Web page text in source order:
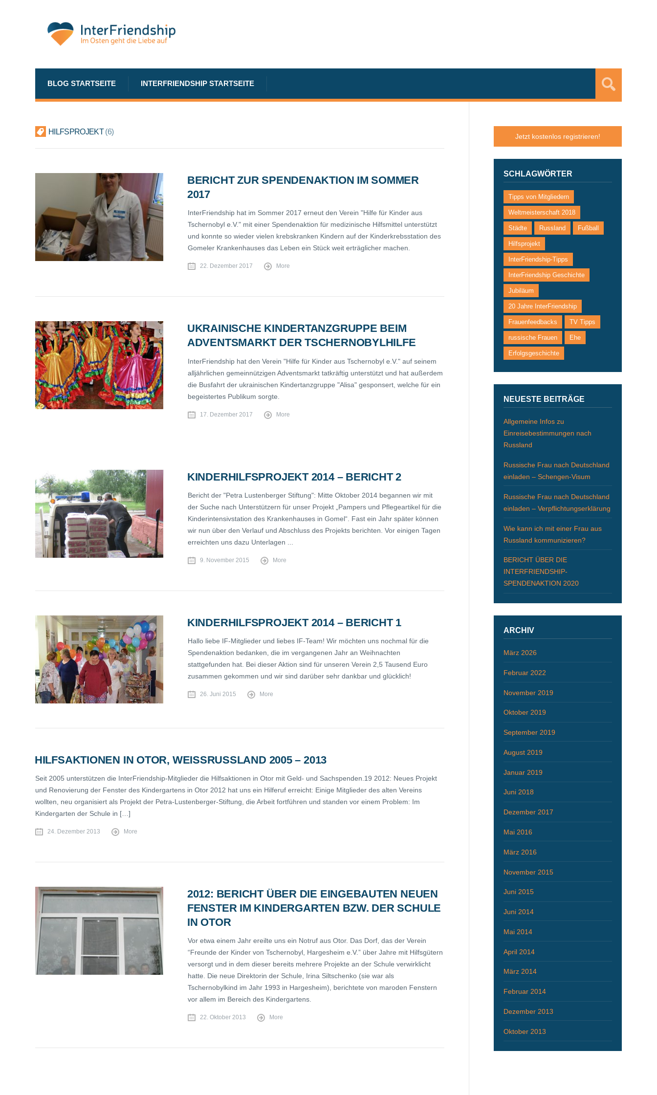
BLOG STARTSEITE INTERFRIENDSHIP STARTSEITE
HILFSPROJEKT 6
BERICHT ZUR SPENDENAKTION IM SOMMER
2017
InterFriendship hat im Sommer 2017 erneut den Verein "Hilfe für Kinder aus
Tschernobyl e.V." mit einer Spendenaktion für medizinische Hilfsmittel unterstützt
und konnte so wieder vielen krebskranken Kindern auf der Kinderkrebsstation des
Gomeler Krankenhauses das Leben ein Stück weit erträglicher machen.
22. Dezember 2017 More
UKRAINISCHE KINDERTANZGRUPPE BEIM
ADVENTSMARKT DER TSCHERNOBYLHILFE
InterFriendship hat den Verein "Hilfe für Kinder aus Tschernobyl e.V." auf seinem
alljährlichen gemeinnützigen Adventsmarkt tatkräftig unterstützt und hat außerdem
die Busfahrt der ukrainischen Kindertanzgruppe "Alisa" gesponsert, welche für ein
begeistertes Publikum sorgte.
17. Dezember 2017 More
KINDERHILFSPROJEKT 2014 – BERICHT 2
Bericht der "Petra Lustenberger Stiftung": Mitte Oktober 2014 begannen wir mit
der Suche nach Unterstützern für unser Projekt „Pampers und Pflegeartikel für die
Kinderintensivstation des Krankenhauses in Gomel“. Fast ein Jahr später können
wir nun über den Verlauf und Abschluss des Projekts berichten. Vor einigen Tagen
erreichten uns dazu Unterlagen ...
9. November 2015 More
KINDERHILFSPROJEKT 2014 – BERICHT 1
Hallo liebe IF-Mitglieder und liebes IF-Team! Wir möchten uns nochmal für die
Spendenaktion bedanken, die im vergangenen Jahr an Weihnachten
stattgefunden hat. Bei dieser Aktion sind für unseren Verein 2,5 Tausend Euro
zusammen gekommen und wir sind darüber sehr dankbar und glücklich!
26. Juni 2015 More
HILFSAKTIONEN IN OTOR, WEISSRUSSLAND 2005 – 2013
Seit 2005 unterstützen die InterFriendship-Mitglieder die Hilfsaktionen in Otor mit Geld- und Sachspenden.19 2012: Neues Projekt
und Renovierung der Fenster des Kindergartens in Otor 2012 hat uns ein Hilferuf erreicht: Einige Mitglieder des alten Vereins
wollten, neu organisiert als Projekt der Petra-Lustenberger-Stiftung, die Arbeit fortführen und standen vor einem Problem: Im
Kindergarten der Schule in […]
24. Dezember 2013 More
2012: BERICHT ÜBER DIE EINGEBAUTEN NEUEN
FENSTER IM KINDERGARTEN BZW. DER SCHULE
IN OTOR
Vor etwa einem Jahr ereilte uns ein Notruf aus Otor. Das Dorf, das der Verein
“Freunde der Kinder von Tschernobyl, Hargesheim e.V.” über Jahre mit Hilfsgütern
versorgt und in dem dieser bereits mehrere Projekte an der Schule verwirklicht
hatte. Die neue Direktorin der Schule, Irina Siltschenko (sie war als
Tschernobylkind im Jahr 1993 in Hargesheim), berichtete von maroden Fenstern
vor allem im Bereich des Kindergartens.
22. Oktober 2013 More
Jetzt kostenlos registrieren!
SCHLAGWÖRTER
Tipps von Mitgliedern
Weltmeisterschaft 2018
Städte Russland Fußball
Hilfsprojekt
InterFriendship-Tipps
InterFriendship Geschichte
Jubiläum
20 Jahre InterFriendship
Frauenfeedbacks TV Tipps
russische Frauen Ehe
Erfolgsgeschichte
NEUESTE BEITRÄGE
Allgemeine Infos zu
Einreisebestimmungen nach
Russland
Russische Frau nach Deutschland
einladen – Schengen-Visum
Russische Frau nach Deutschland
einladen – Verpflichtungserklärung
Wie kann ich mit einer Frau aus
Russland kommunizieren?
BERICHT ÜBER DIE
INTERFRIENDSHIP-
SPENDENAKTION 2020
ARCHIV
März 2026
Februar 2022
November 2019
Oktober 2019
September 2019
August 2019
Januar 2019
Juni 2018
Dezember 2017
Mai 2016
März 2016
November 2015
Juni 2015
Juni 2014
Mai 2014
April 2014
März 2014
Februar 2014
Dezember 2013
Oktober 2013